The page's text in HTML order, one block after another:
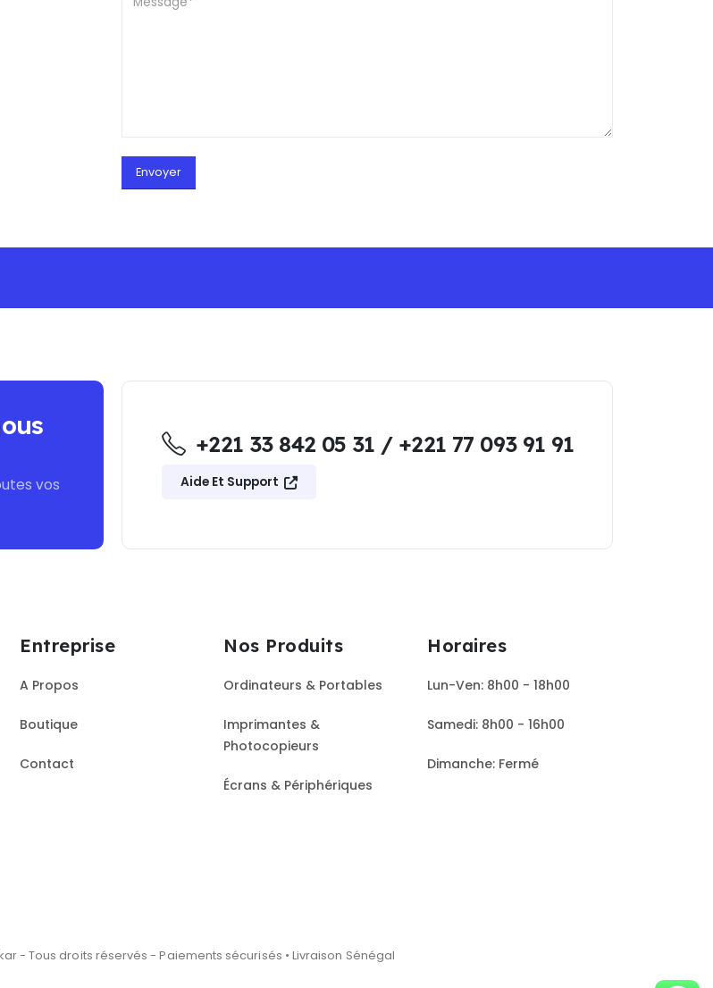
vos
+221 33 842 05 31 / +221 77 093 91 91
Aide Et Support
Entreprise
A Propos
Boutique
Contact
Nos Produits
Ordinateurs & Portables
Imprimantes &
Photocopieurs
Écrans & Périphériques
Horaires
Lun-Ven: 8h00 - 18h00
Samedi: 8h00 - 16h00
Dimanche: Fermé
- Tous droits réservés - Paiements sécurisés • Livraison Sénégal